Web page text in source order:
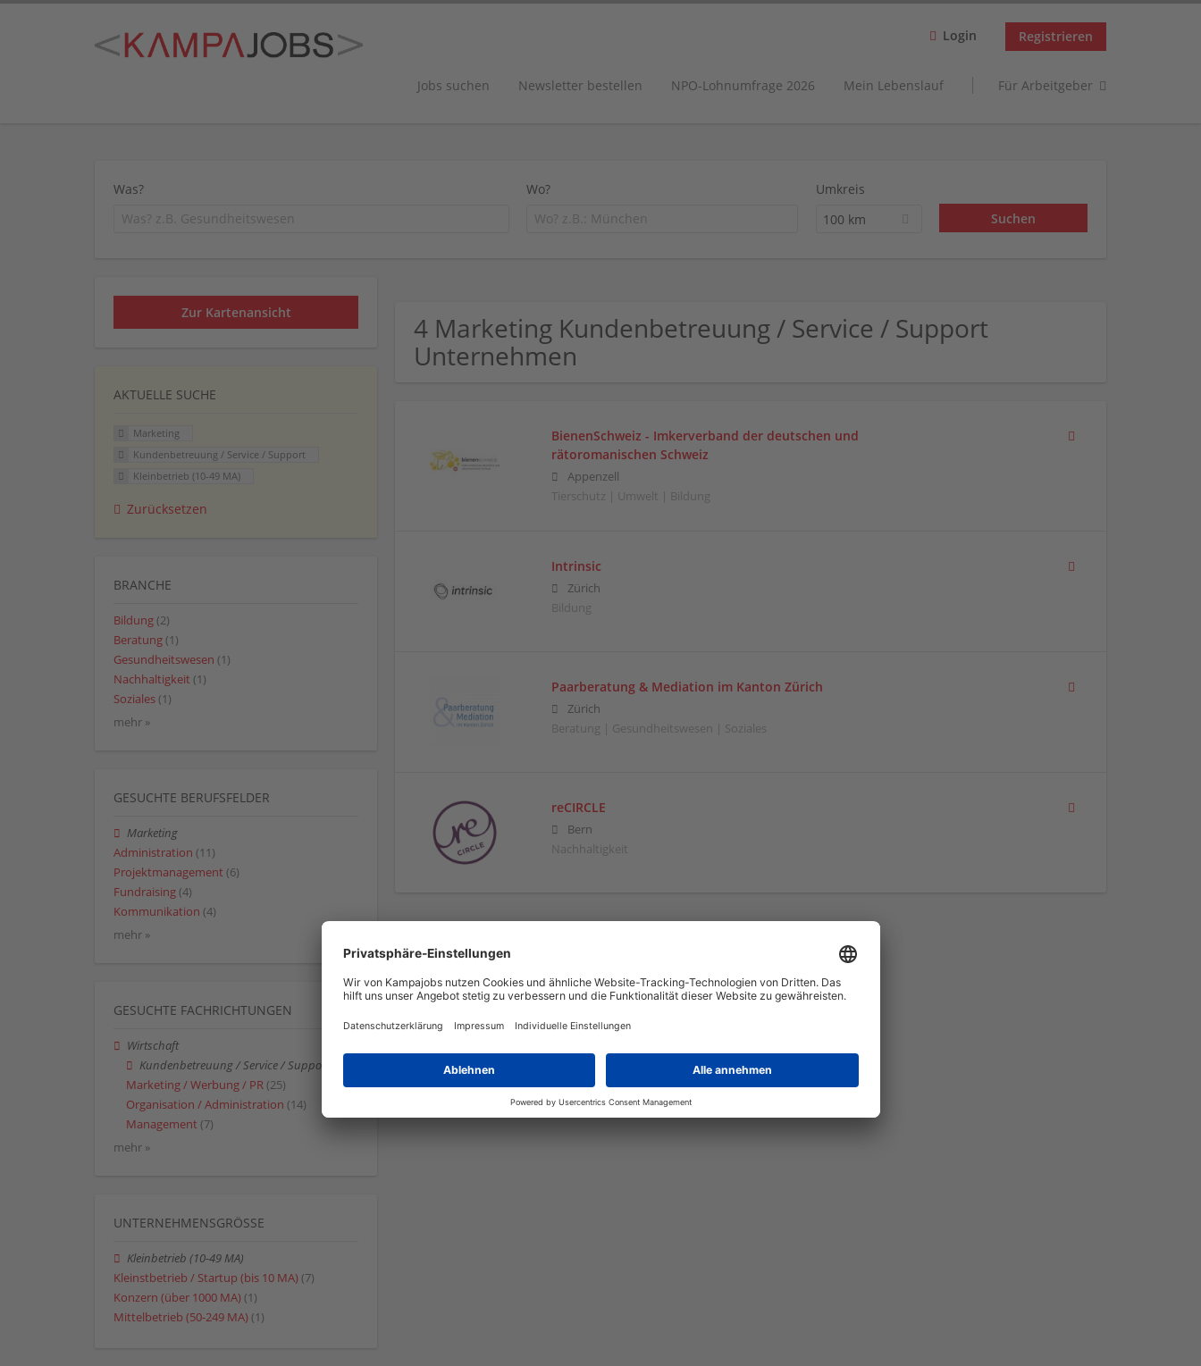
Login Registrieren
Jobs suchen Newsletter bestellen NPO-Lohnumfrage 2026 Mein Lebenslauf Für Arbeitgeber
Was? Wo?
Umkreis
100 km
4 Marketing Kundenbetreuung / Service / Support
Unternehmen
BienenSchweiz - Imkerverband der deutschen und
rätoromanischen Schweiz
Appenzell
Tierschutz | Umwelt | Bildung
Intrinsic
Zürich
Bildung
Paarberatung & Mediation im Kanton Zürich
Zürich
Beratung | Gesundheitswesen | Soziales
reCIRCLE
Bern
Nachhaltigkeit
Zur Kartenansicht
AKTUELLE SUCHE
Marketing
Kundenbetreuung / Service / Support
Kleinbetrieb (10-49 MA)
Zurücksetzen
BRANCHE
Bildung (2)
Beratung (1)
Gesundheitswesen (1)
Nachhaltigkeit (1)
Soziales (1)
mehr »
GESUCHTE BERUFSFELDER
Marketing
Administration (11)
Projektmanagement (6)
Fundraising (4)
Kommunikation (4)
mehr »
GESUCHTE FACHRICHTUNGEN
Wirtschaft
Kundenbetreuung / Service / Support
Marketing / Werbung / PR (25)
Organisation / Administration (14)
Management (7)
mehr »
UNTERNEHMENSGRÖSSE
Kleinbetrieb (10-49 MA)
Kleinstbetrieb / Startup (bis 10 MA) (7)
Konzern (über 1000 MA) (1)
Mittelbetrieb (50-249 MA) (1)